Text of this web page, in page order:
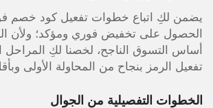
الحصول على تخفيض فوري ومؤكد؛ ولأن
أساس التسوق الناجح، لخصنا لكِ المراحل
تفعيل الرمز بنجاح من المحاولة الأولى
الخطوات التفصيلية من الجوال